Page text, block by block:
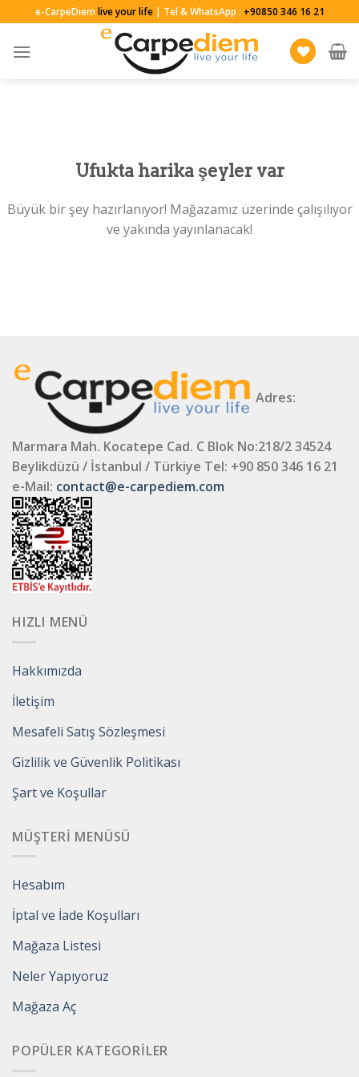
to
content
e-CarpeDiemlive your life| Tel & WhatsApp : +90850 346 16 21
Ufukta harika şeyler var
Büyük bir şey hazırlanıyor! Mağazamız üzerinde çalışılıyor
ve yakında yayınlanacak!
Adres:
Marmara Mah. Kocatepe Cad. C Blok No:218/2 34524
Beylikdüzü / İstanbul / Türkiye Tel: +90 850 346 16 21
e-Mail: contact@e-carpediem.com
HIZLI MENÜ
Hakkımızda
İletişim
Mesafeli Satış Sözleşmesi
Gizlilik ve Güvenlik Politikası
Şart ve Koşullar
MÜŞTERI MENÜSÜ
Hesabım
İptal ve İade Koşulları
Mağaza Listesi
Neler Yapıyoruz
Mağaza Aç
POPÜLER KATEGORILER